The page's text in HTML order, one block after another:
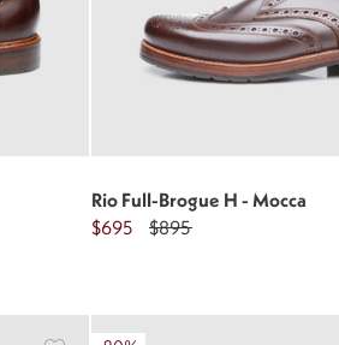
Rio Full-Brogue H - Mocca
$695
$895